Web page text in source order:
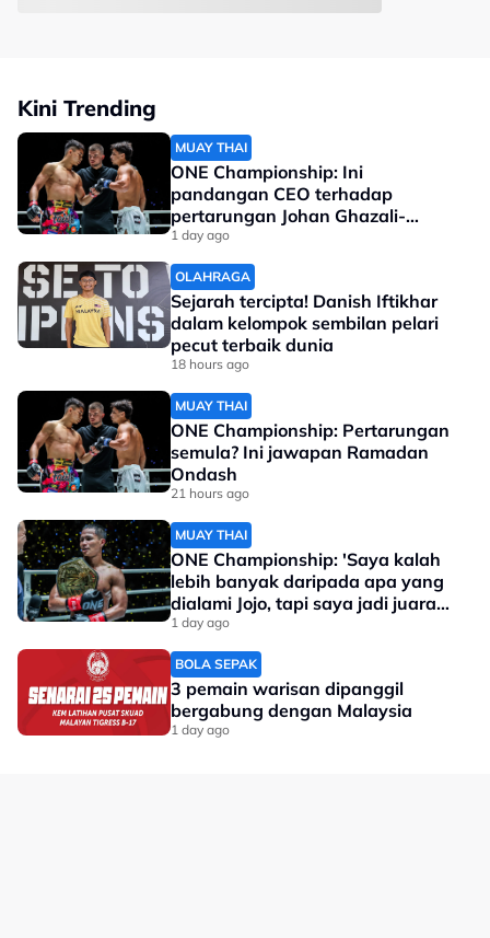
Kini Trending
MUAY THAI
ONE Championship: Ini
pandangan CEO terhadap
pertarungan Johan Ghazali-
Ramadan Ondash
1 day ago
OLAHRAGA
Sejarah tercipta! Danish Iftikhar
dalam kelompok sembilan pelari
pecut terbaik dunia
18 hours ago
MUAY THAI
ONE Championship: Pertarungan
semula? Ini jawapan Ramadan
Ondash
21 hours ago
MUAY THAI
ONE Championship: 'Saya kalah
lebih banyak daripada apa yang
dialami Jojo, tapi saya jadi juara
dunia'
1 day ago
BOLA SEPAK
3 pemain warisan dipanggil
bergabung dengan Malaysia
1 day ago